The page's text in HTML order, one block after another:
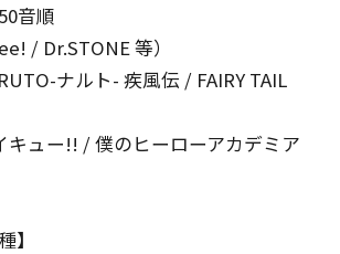
音順
/ Dr.STONE 等）
ナルト- 疾風伝 / FAIRY TAIL
キュー!! / 僕のヒーローアカデミア
】